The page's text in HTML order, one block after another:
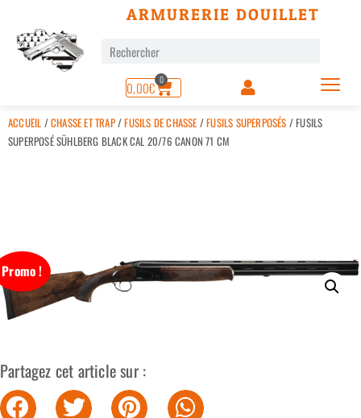
ARMURERIE DOUILLET
0,00€ 0
ACCUEIL /CHASSE ET TRAP/FUSILS DE CHASSE /FUSILS SUPERPOSÉS / FUSILS
SUPERPOSÉ SÜHLBERG BLACK CAL 20/76 CANON 71 CM
Promo !
Partagez cet article sur :